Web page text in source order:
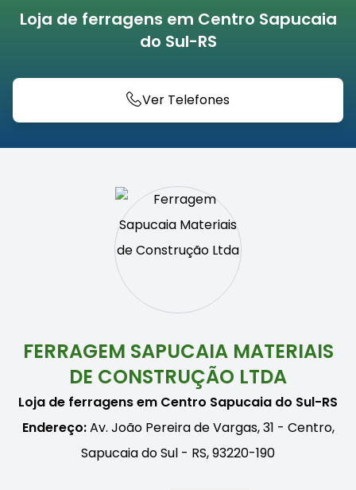
Loja de ferragens em Centro Sapucaia
do Sul-RS
Ver Telefones
FERRAGEM SAPUCAIA MATERIAIS
DE CONSTRUÇÃO LTDA
Loja de ferragens em Centro Sapucaia do Sul-RS
Endereço:Av. João Pereira de Vargas, 31 - Centro,
Sapucaia do Sul - RS, 93220-190